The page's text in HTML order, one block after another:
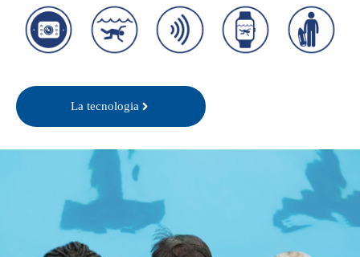
Scansione Incidente Rilevazione Notifica Salvataggio
La tecnologia